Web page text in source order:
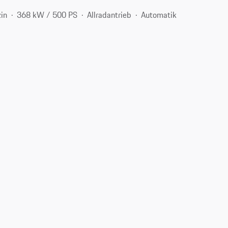
368 kW / 500 PS Allradantrieb
Automatik